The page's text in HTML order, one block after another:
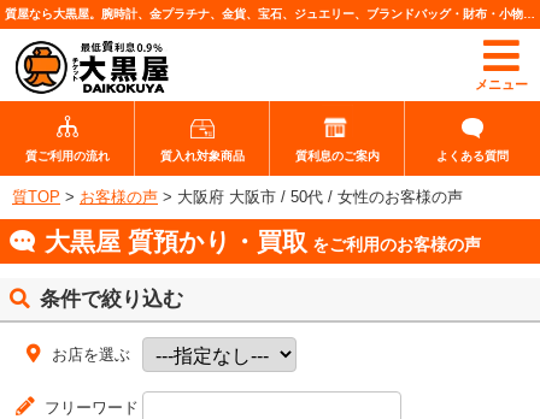
メニュー
質ご利用の流れ 質入れ対象商品 質利息のご案内 よくある質問
質TOP > お客様の声 > 大阪府 大阪市 / 50代 / 女性のお客様の声
大黒屋 質預かり・買取 をご利用のお客様の声
条件で絞り込む
お店を選ぶ
フリーワード